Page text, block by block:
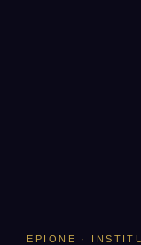
EPIONE ·